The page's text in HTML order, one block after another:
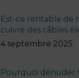
Est-ce rentable de
cuivre des câbles
4 septembre 2025
Pourquoi dénuder